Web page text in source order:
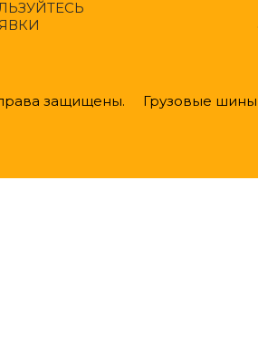
защищены. Грузовые шины